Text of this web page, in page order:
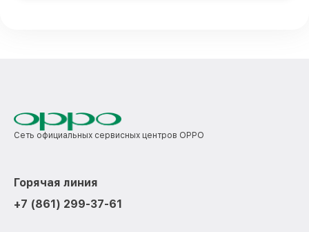
Сеть официальных сервисных центров OPPO
Горячая линия
+7 (861) 299-37-61